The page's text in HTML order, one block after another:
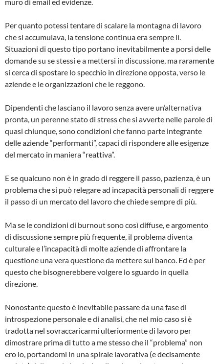
Per quanto potessi tentare di scalare la montagna di lavoro
che si accumulava, la tensione continua era sempre lì.
Situazioni di questo tipo portano inevitabilmente a porsi delle
domande su se stessi e a mettersi in discussione, ma raramente
si cerca di spostare lo specchio in direzione opposta, verso le
aziende e le organizzazioni che le reggono.
Dipendenti che lasciano il lavoro senza avere un’alternativa
pronta, un perenne stato di stress che si avverte nelle parole di
quasi chiunque, sono condizioni che fanno parte integrante
delle aziende “performanti”, capaci di rispondere alle esigenze
del mercato in maniera “reattiva”.
E se qualcuno non è in grado di reggere il passo, pazienza, è un
problema che si può relegare ad incapacità personali di reggere
il passo di un mercato del lavoro che chiede sempre di più.
Ma se le condizioni di burnout sono così diffuse, e argomento
di discussione sempre più frequente, il problema diventa
culturale e l’incapacità di molte aziende di affrontare la
questione una vera questione da mettere sul banco. Ed è per
questo che bisognerebbere volgere lo sguardo in quella
direzione.
Nonostante questo è inevitabile passare da una fase di
introspezione personale e di analisi, che nel mio caso si è
tradotta nel sovraccaricarmi ulteriormente di lavoro per
dimostrare prima di tutto a me stesso che il “problema” non
ero io, portandomi in una spirale lavorativa (e decisamente